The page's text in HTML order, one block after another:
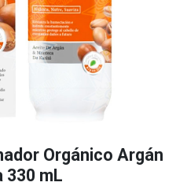
Orgánico Argán
330 mL